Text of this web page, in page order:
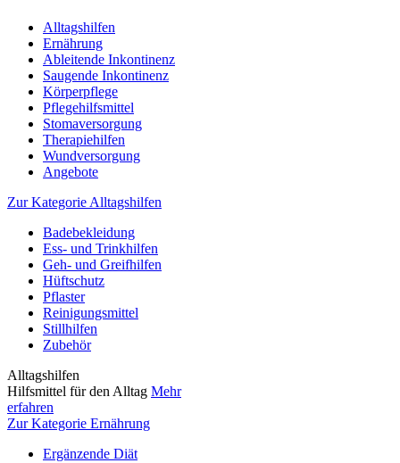
Alltagshilfen
Ernährung
Ableitende Inkontinenz
Saugende Inkontinenz
Körperpflege
Pflegehilfsmittel
Stomaversorgung
Therapiehilfen
Wundversorgung
Angebote
Zur Kategorie Alltagshilfen
Badebekleidung
Ess- und Trinkhilfen
Geh- und Greifhilfen
Hüftschutz
Pflaster
Reinigungsmittel
Stillhilfen
Zubehör
Alltagshilfen
Hilfsmittel für den Alltag Mehr
erfahren
Zur Kategorie Ernährung
Ergänzende Diät